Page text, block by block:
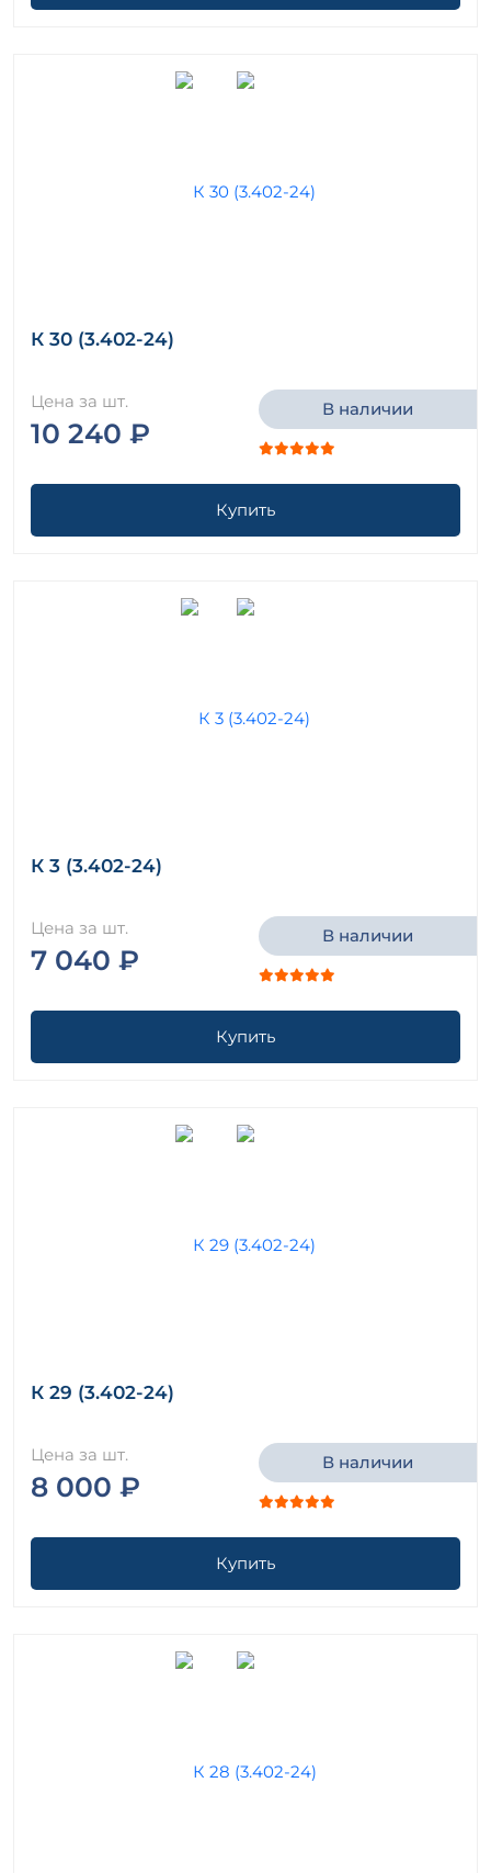
К 30 (3.402-24)
Цена за шт.
10 240 ₽
В наличии
Купить
К 3 (3.402-24)
Цена за шт.
7 040 ₽
В наличии
Купить
К 29 (3.402-24)
Цена за шт.
8 000 ₽
В наличии
Купить